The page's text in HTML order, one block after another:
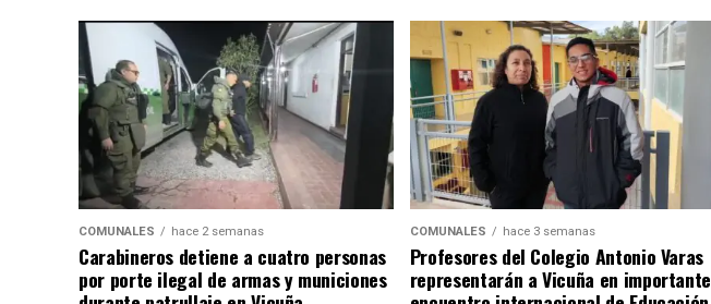
COMUNALES hace 2 semanas
Carabineros detiene a cuatro personas
por porte ilegal de armas y municiones
COMUNALES hace 3 semanas
Profesores del Colegio Antonio Varas
representarán a Vicuña en importante